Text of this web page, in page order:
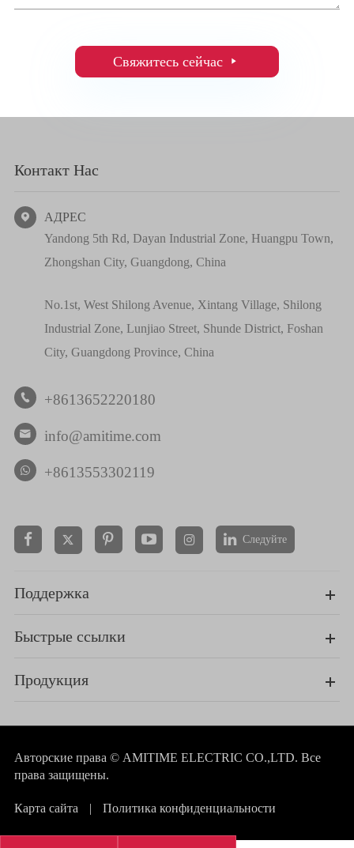
Свяжитесь сейчас 
Контакт Нас

АДРЕС
Yandong 5th Rd, Dayan Industrial Zone, Huangpu Town,
Zhongshan City, Guangdong, China
No.1st, West Shilong Avenue, Xintang Village, Shilong
Industrial Zone, Lunjiao Street, Shunde District, Foshan
City, Guangdong Province, China
 +8613652220180
 info@amitime.com
+8613553302119
  Следуйте
Поддержка
Быстрые ссылки
Продукция
Авторские права © AMITIME ELECTRIC CO.,LTD. Все
права защищены.
Карта сайта | Политика конфиденциальности